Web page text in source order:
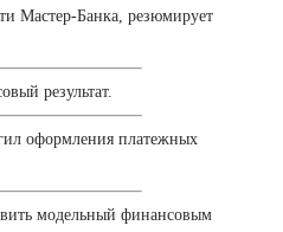
Мастер-Банка, резюмирует
результат.
оформления платежных
модельный финансовым